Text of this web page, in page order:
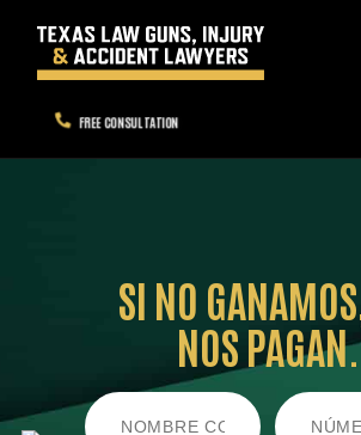
FREE CONSULTATION
SI NO GANAMOS,
NOS PAGAN.